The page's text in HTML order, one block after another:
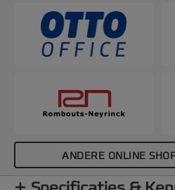
ANDERE ONLINE